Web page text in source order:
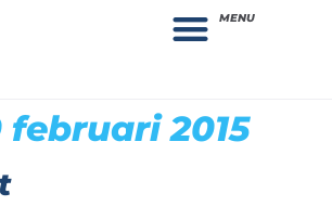
MENU
februari 2015